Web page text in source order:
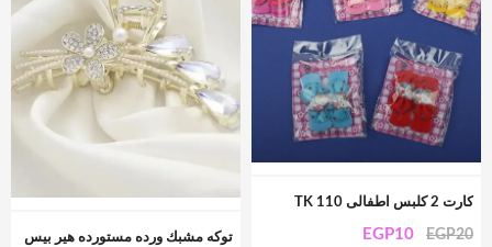
توكه مشبك ورده مستورده هير بيس
كارت 2 كلبس اطفالى TK 110
EGP20
EGP10